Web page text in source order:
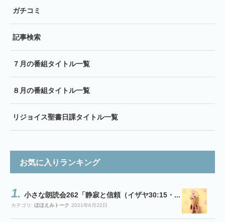
ガチコミ
記事検索
７月の番組タイトル一覧
８月の番組タイトル一覧
リジョイス聖書日課タイトル一覧
お気に入りランキング
小さな朗読会262「静寂と信頼（イザヤ30:15・...
カテゴリ: ほほえみトーク 2021年6月22日